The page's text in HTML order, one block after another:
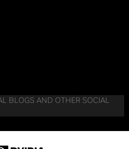
BLOGS AND OTHER SOCIAL